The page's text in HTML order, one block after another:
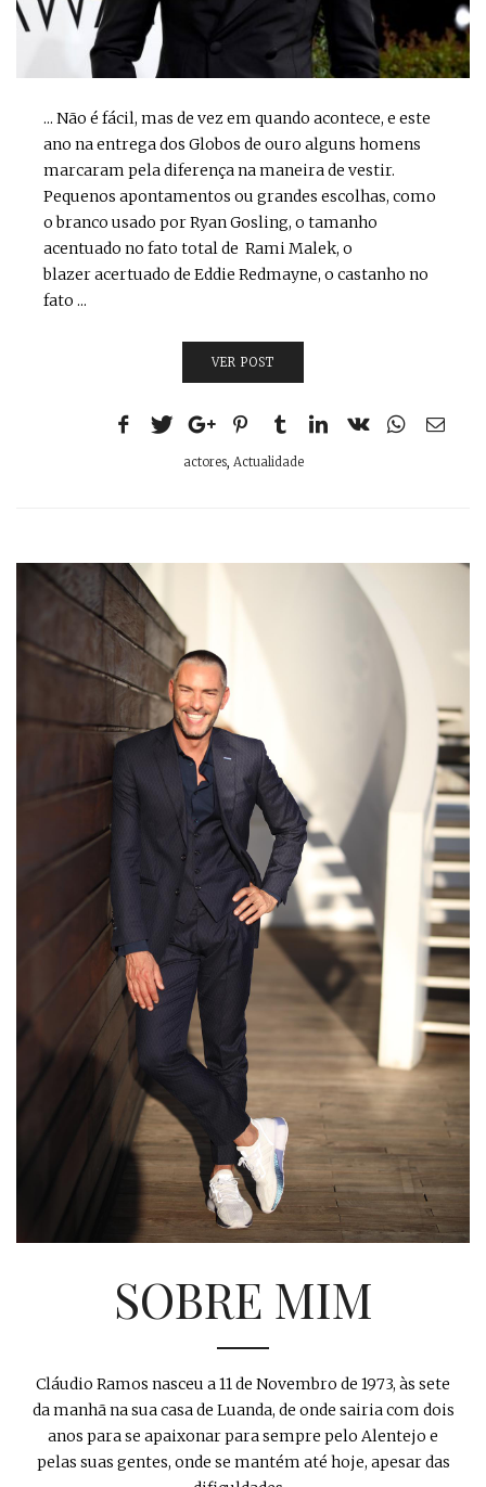
... Não é fácil, mas de vez em quando acontece, e este
ano na entrega dos Globos de ouro alguns homens
marcaram pela diferença na maneira de vestir.
Pequenos apontamentos ou grandes escolhas, como
o branco usado por Ryan Gosling, o tamanho
acentuado no fato total de Rami Malek, o
blazer acertuado de Eddie Redmayne, o castanho no
fato ...
VER POST
actores, Actualidade
SOBRE MIM
Cláudio Ramos nasceu a 11 de Novembro de 1973, às sete
da manhã na sua casa de Luanda, de onde sairia com dois
anos para se apaixonar para sempre pelo Alentejo e
pelas suas gentes, onde se mantém até hoje, apesar das